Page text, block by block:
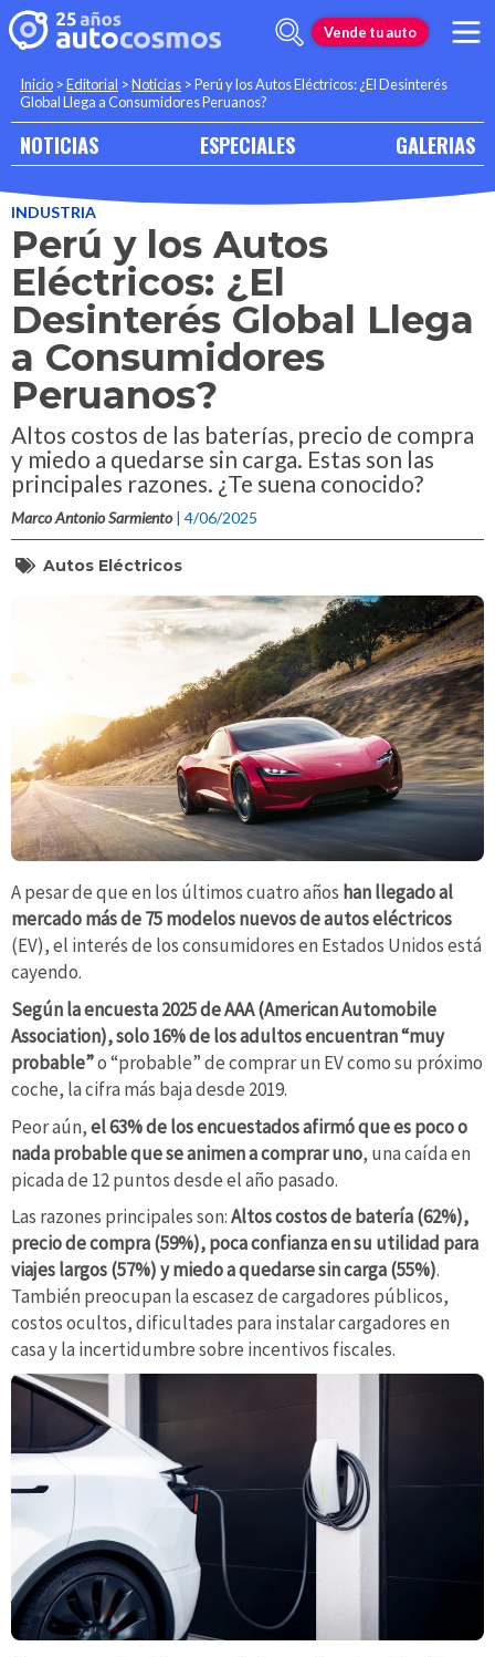
Vende tu auto
Inicio >Editorial >Noticias >Perú y los Autos Eléctricos: ¿El Desinterés
Global Llega a Consumidores Peruanos?
NOTICIAS ESPECIALES GALERIAS
INDUSTRIA
Perú y los Autos
Eléctricos: ¿El
Desinterés Global Llega
a Consumidores
Peruanos?
Altos costos de las baterías, precio de compra
y miedo a quedarse sin carga. Estas son las
principales razones. ¿Te suena conocido?
Marco Antonio Sarmiento | 4/06/2025
Autos Eléctricos
A pesar de que en los últimos cuatro años han llegado al
mercado más de 75 modelos nuevos de autos eléctricos
(EV), el interés de los consumidores en Estados Unidos está
cayendo.
Según la encuesta 2025 de AAA (American Automobile
Association), solo 16% de los adultos encuentran “muy
probable”o “probable” de comprar un EV como su próximo
coche, la cifra más baja desde 2019.
Peor aún,el 63% de los encuestados afirmó que es poco o
nada probable que se animen a comprar uno, una caída en
picada de 12 puntos desde el año pasado.
Las razones principales son:Altos costos de batería (62%),
precio de compra (59%), poca confianza en su utilidad para
viajes largos (57%) y miedo a quedarse sin carga (55%).
También preocupan la escasez de cargadores públicos,
costos ocultos, dificultades para instalar cargadores en
casa y la incertidumbre sobre incentivos fiscales.